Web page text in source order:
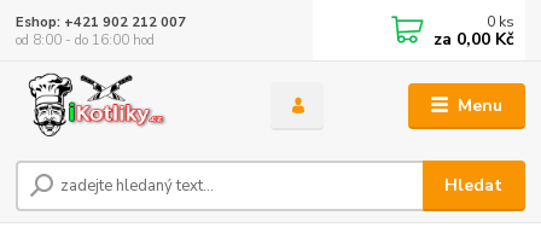
Menu
Hledat
Eshop: +421 902 212 007
od 8:00 - do 16:00 hod
0 ks
za 0,00 Kč